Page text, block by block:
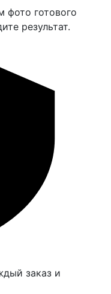
фото готового
результат.
заказ и